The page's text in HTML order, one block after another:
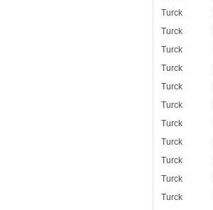
Turck
Turck
Turck
Turck
Turck
Turck
Turck
Turck
Turck
Turck
Turck